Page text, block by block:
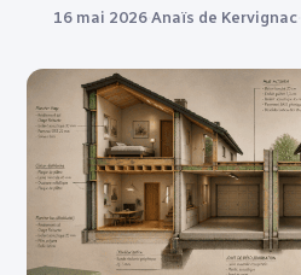
16 mai 2026Anaïs de Kervignac